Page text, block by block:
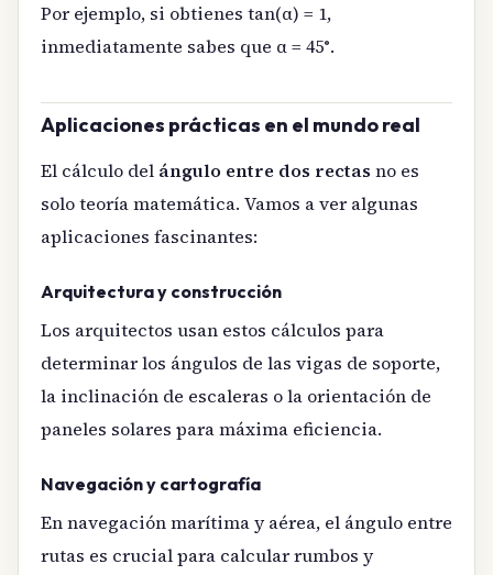
Por ejemplo, si obtienes tan(α) = 1,
inmediatamente sabes que α = 45°.
Aplicaciones prácticas en el mundo real
El cálculo del ángulo entre dos rectas no es
solo teoría matemática. Vamos a ver algunas
aplicaciones fascinantes:
Arquitectura y construcción
Los arquitectos usan estos cálculos para
determinar los ángulos de las vigas de soporte,
la inclinación de escaleras o la orientación de
paneles solares para máxima eficiencia.
Navegación y cartografía
En navegación marítima y aérea, el ángulo entre
rutas es crucial para calcular rumbos y